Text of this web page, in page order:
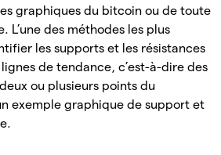
graphiques du bitcoin ou de toute
L’une des méthodes les plus
les supports et les résistances
de tendance, c’est-à-dire des
ou plusieurs points du
exemple graphique de support et